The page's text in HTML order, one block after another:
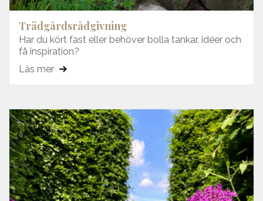
Trädgårdsrådgivning
Har du kört fast eller behöver bolla tankar, idéer och
få inspiration?
Läs mer